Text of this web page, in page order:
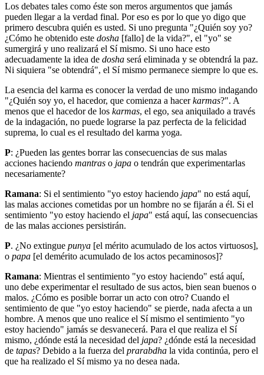
Los debates tales como éste son meros argumentos que jamás
pueden llegar a la verdad final. Por eso es por lo que yo digo que
primero descubra quién es usted. Si uno pregunta "¿Quién soy yo?
¿Cómo he obtenido este dosha [fallo] de la vida?", el "yo" se
sumergirá y uno realizará el Sí mismo. Si uno hace esto
adecuadamente la idea de dosha será eliminada y se obtendrá la paz.
Ni siquiera "se obtendrá", el Sí mismo permanece siempre lo que es.
La esencia del karma es conocer la verdad de uno mismo indagando
"¿Quién soy yo, el hacedor, que comienza a hacerkarmas?". A
menos que el hacedor de los karmas, el ego, sea aniquilado a través
de la indagación, no puede lograrse la paz perfecta de la felicidad
suprema, lo cual es el resultado del karma yoga.
P: ¿Pueden las gentes borrar las consecuencias de sus malas
acciones haciendo mantras o japa o tendrán que experimentarlas
necesariamente?
Ramana: Si el sentimiento "yo estoy haciendo japa" no está aquí,
las malas acciones cometidas por un hombre no se fijarán a él. Si el
sentimiento "yo estoy haciendo el japa" está aquí, las consecuencias
de las malas acciones persistirán.
P. ¿No extingue punya [el mérito acumulado de los actos virtuosos],
o papa [el demérito acumulado de los actos pecaminosos]?
Ramana: Mientras el sentimiento "yo estoy haciendo" está aquí,
uno debe experimentar el resultado de sus actos, bien sean buenos o
malos. ¿Cómo es posible borrar un acto con otro? Cuando el
sentimiento de que "yo estoy haciendo" se pierde, nada afecta a un
hombre. A menos que uno realice el Sí mismo el sentimiento "yo
estoy haciendo" jamás se desvanecerá. Para el que realiza el Sí
mismo, ¿dónde está la necesidad del japa? ¿dónde está la necesidad
de tapas? Debido a la fuerza del prarabdha la vida continúa, pero el
que ha realizado el Sí mismo ya no desea nada.